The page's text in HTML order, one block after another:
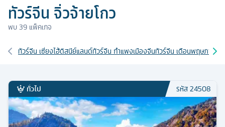
ทัวร์จีน จิ่วจ้ายโกว
พบ39 แพ็คเกจ
เส้นทางที่เกี่ยวข้อง
ทัวร์จีน เซี่ยงไฮ้ดิสนีย์แลนด์ทัวร์จีน กำแพงเมืองจีนทัวร์จีน เดือนพฤษภาคม
ทั่วไป รหัส24508